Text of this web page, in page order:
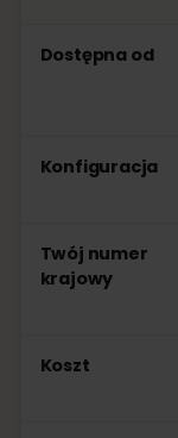
Dostępna od
Konfiguracja
Twój numer
krajowy
Koszt